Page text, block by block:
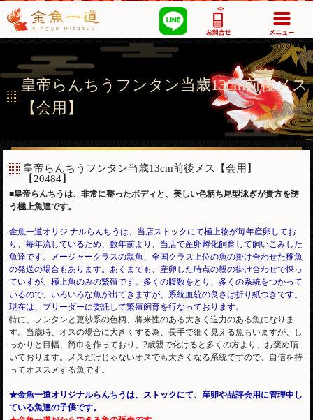
皇帝らんちうフンタン当歳13cm前後メス
【会用】
皇帝らんちうフンタン当歳13cm前後メス【会用】
【20484】
■皇帝らんちうは、非常に整ったボディと、美しい色柄ち尾型泳ぎが貴方を誘
う極上魚達です。
金魚一道オリジ ナルらんちうは、当店ストックにて極上物が毎年産卵してお
り、毎年流しているため、数年前より、当店で産卵孵化飼育して飼いこみした
魚達です。メージャークラスの親魚、全国クラス上位の魚の掛け合わせた稚魚
の発送の場合もあります。あくまでも、産卵した時点の親の掛け合わせで採っ
ていすが、極上魚のみの繁殖です。多くの腹数をとり、多くの系統をつかって
いるので、いろいろな魚が出てきますが、 系統血統の良さは折り紙つきです。
現在は、ブリーダーに委託して繁殖飼育を行なっております。
特に、フンタンと更紗系の色柄、将来性のある大きく迫力のある魚になりま
す。当歳時、オスの場合に大きくする為、長手で細く見える魚もいますが、し
っかりと目幅、筒巾を作っており、2歳親で化けると多くの方より、お褒め頂
いております。メスだけじゃないオスでも大きくなる系統ですので、自信を持
ってオススメする魚です。
★金魚一道オリジナルらんちうは、ストックにて、産卵や品評会用に管理中し
ている魚達の子供です。